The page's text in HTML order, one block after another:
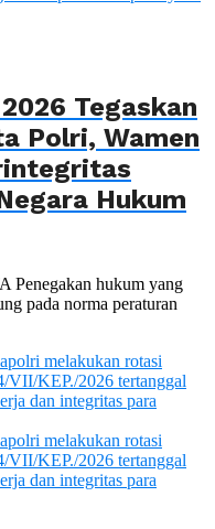
Tegaskan
Polri, Wamen
Hukum
hukum yang
pada norma peraturan